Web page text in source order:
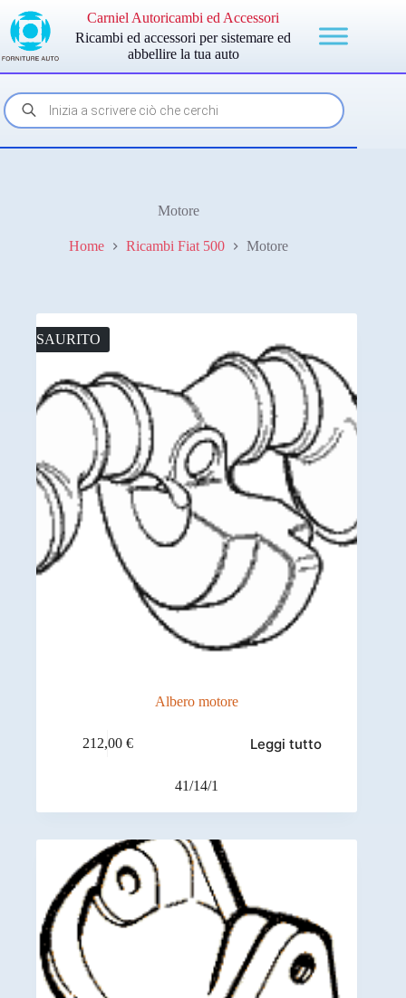
contenuto
Carniel Autoricambi ed Accessori
Ricambi ed accessori per sistemare ed
abbellire la tua auto
Products
search
Motore
Home Ricambi Fiat 500 Motore
ESAURITO
Albero motore
212,00 € Leggi tutto
41/14/1